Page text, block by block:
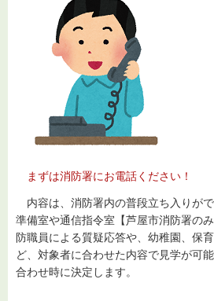
まずは消防署にお電話ください！
内容は、消防署内の普段立ち入りが
準備室や通信指令室【芦屋市消防署の
防職員による質疑応答や、幼稚園、保
ど、対象者に合わせた内容で見学が可
合わせ時に決定します。